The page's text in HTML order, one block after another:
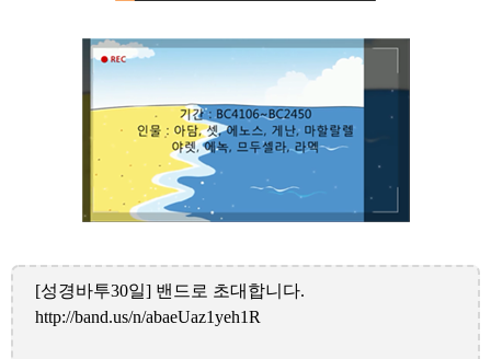
[성경바투30일] 밴드로 초대합니다.
http://band.us/n/abaeUaz1yeh1R